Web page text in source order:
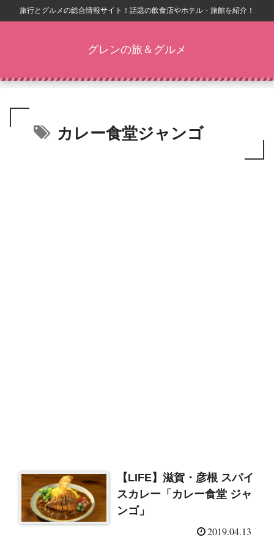
旅行とグルメの総合情報サイト！話題の飲食店やホテル・旅館を紹介！
グレンの旅＆グルメ
カレー食堂ジャンゴ
【LIFE】滋賀・彦根 スパイ
スカレー「カレー食堂 ジャ
ンゴ」
2019.04.13